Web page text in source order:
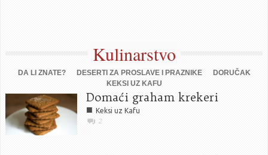
Kulinarstvo
DA LI ZNATE? DESERTI ZA PROSLAVE I PRAZNIKE
DORUČAK
KEKSI UZ KAFU
Domaći graham krekeri
■ Keksi uz Kafu
2